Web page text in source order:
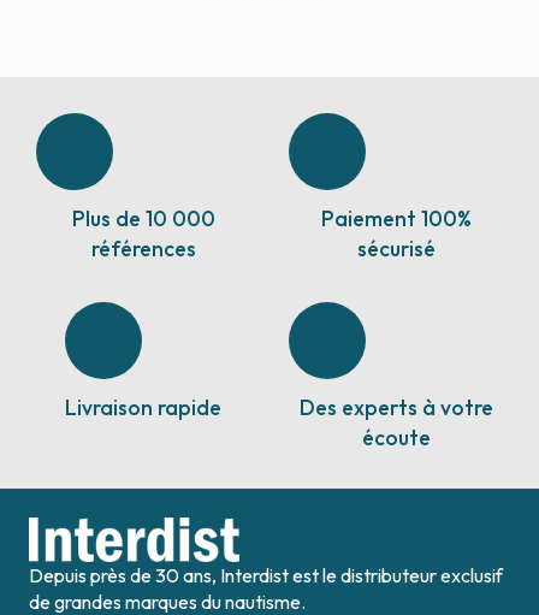
Plus de 10 000
références
Paiement 100%
sécurisé
Livraison rapide
Des experts à votre
écoute
Depuis près de 30 ans, Interdist est le distributeur exclusif
de grandes marques du nautisme.